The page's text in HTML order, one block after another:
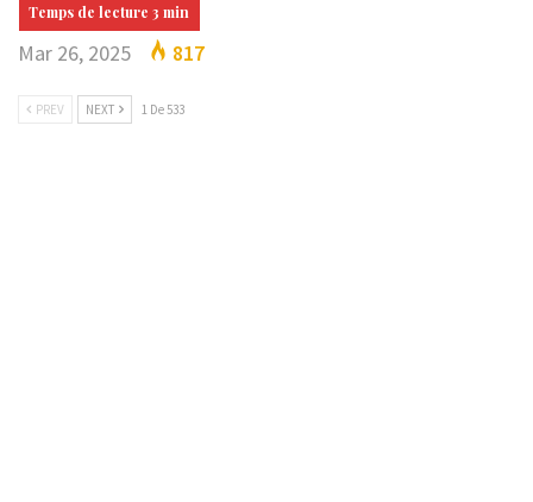
Mar 26, 2025 817
PREV NEXT 1 De 533